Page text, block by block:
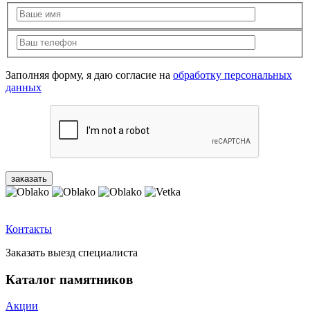
Заполняя форму, я даю согласие на обработку персональных
данных
Контакты
Заказать выезд специалиста
Каталог памятников
Акции